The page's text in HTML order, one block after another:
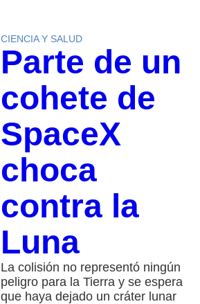
CIENCIA Y SALUD
Parte de un
cohete de
SpaceX
choca
contra la
Luna
La colisión no representó ningún
peligro para la Tierra y se espera
que haya dejado un cráter lunar